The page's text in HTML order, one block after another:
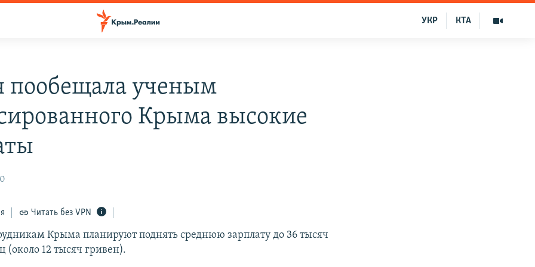
КТА
УКР
пообещала ученым
Крыма высокие
Читать без VPN
Крыма планируют поднять среднюю зарплату до 36 тысяч
(около 12 тысяч гривен).